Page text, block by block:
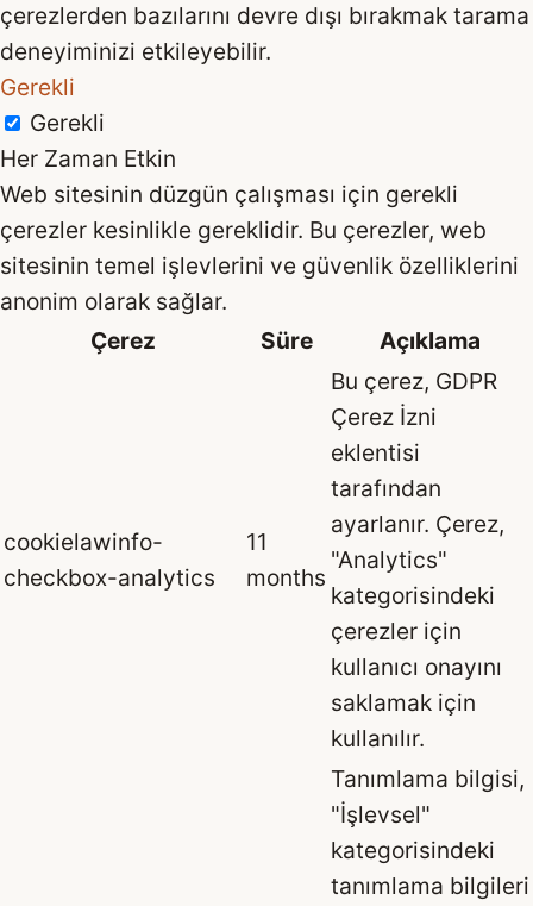
çerezlerden bazılarını devre dışı bırakmak tarama
deneyiminizi etkileyebilir.
Gerekli
Gerekli
Her Zaman Etkin
Web sitesinin düzgün çalışması için gerekli
çerezler kesinlikle gereklidir. Bu çerezler, web
sitesinin temel işlevlerini ve güvenlik özelliklerini
anonim olarak sağlar.
Çerez
Süre Açıklama
cookielawinfo-
checkbox-analytics
11
months
Bu çerez, GDPR
Çerez İzni
eklentisi
tarafından
ayarlanır. Çerez,
"Analytics"
kategorisindeki
çerezler için
kullanıcı onayını
saklamak için
kullanılır.
Tanımlama bilgisi,
"İşlevsel"
kategorisindeki
tanımlama bilgileri